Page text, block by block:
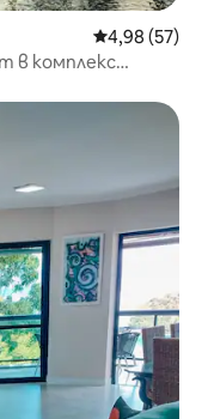
Средна
4,98 (57)
в комплекс